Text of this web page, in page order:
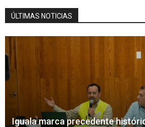
ÚLTIMAS NOTICIAS
Iguala marca precedente